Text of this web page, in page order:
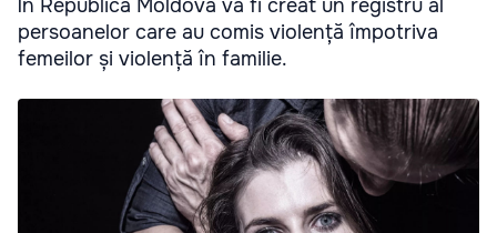
În Republica Moldova va fi creat un registru al
persoanelor care au comis violență împotriva
femeilor și violență în familie.